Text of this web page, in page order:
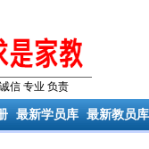
信 专业 负责
最新学员库 最新教员库